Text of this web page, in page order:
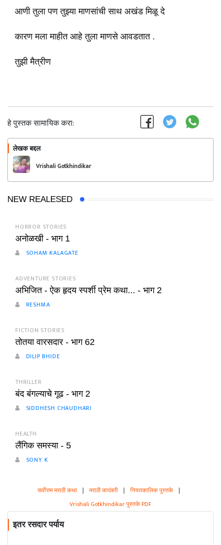
आणी तुला पण तुझ्या माणसांची साथ अखंड मिळू दे
कारण मला माहीत आहे तुला माणसे आवडतात .
तुझी मैत्रीण
हे पुस्तक सामायिक करा:
लेखक बद्दल
Vrishali Gotkhindikar
NEW REALESED
HORROR STORIES
अनोळखी - भाग 1
SOHAM KALAGATE
ADVENTURE STORIES
अभिजित - ऐक हृदय स्पर्शी प्रेम कथा... - भाग 2
RESHMA
FICTION STORIES
तोतया वारसदार - भाग 62
DILIP BHIDE
THRILLER
बंद बंगल्याचे गूढ - भाग 2
SIDDHESH CHAUDHARI
HEALTH
लैंगिक समस्या - 5
SONY K
सर्वोत्तम मराठी कथा | मराठी कादंबरी | नियतकालिक पुस्तके |
Vrishali Gotkhindikar पुस्तके PDF
इतर रसदार पर्याय